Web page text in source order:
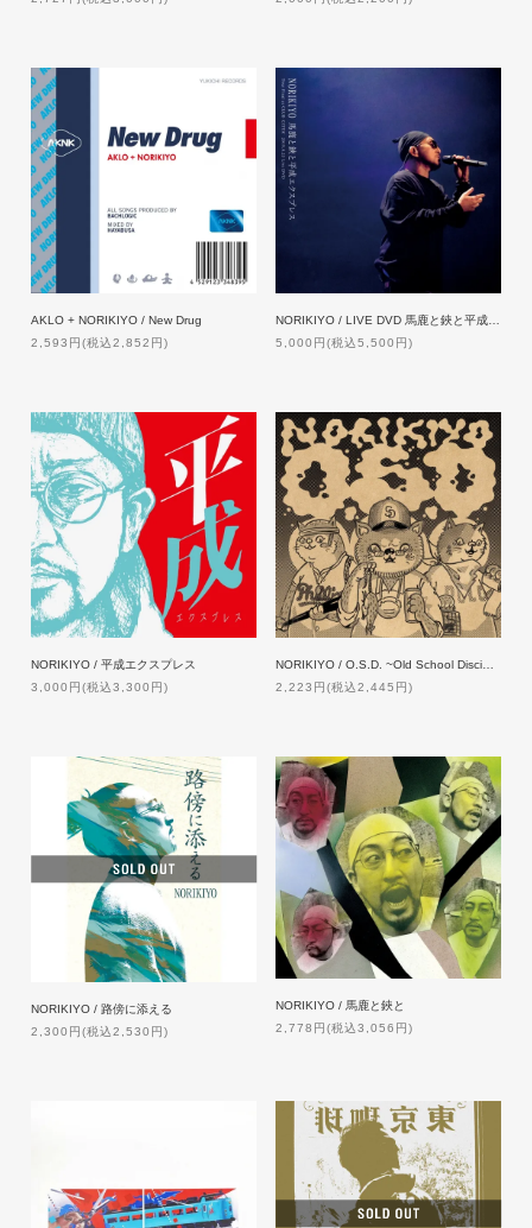
AKLO + NORIKIYO / New Drug
2,593円(税込2,852円)
5,000円(税込5,500円)
NORIKIYO / 平成エクスプレス
3,000円(税込3,300円)
2,223円(税込2,445円)
NORIKIYO / 路傍に添える
2,300円(税込2,530円)
NORIKIYO / 馬鹿と鋏と
2,778円(税込3,056円)